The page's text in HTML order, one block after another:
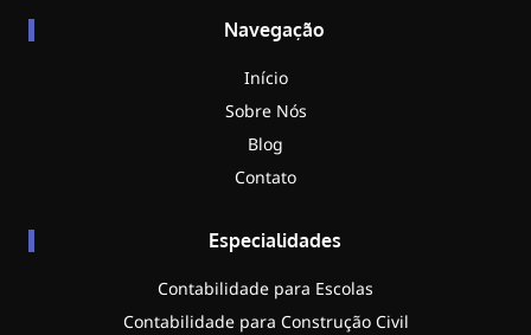
Navegação
Início
Sobre Nós
Blog
Contato
Especialidades
Contabilidade para Escolas
Contabilidade para Construção Civil